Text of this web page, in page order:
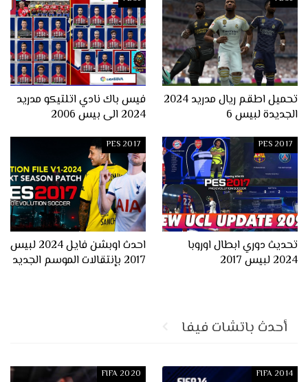
تحميل اطقم ريال مدريد 2024
الجديدة لبيس 6
فيس باك نادي اتلتيكو مدريد
2024 الى بيس 2006
PES 2017
تحديث دوري ابطال اوروبا
2024 لبيس 2017
PES 2017
احدث اوبشن فايل 2024 لبيس
2017 بإنتقالات الموسم الجديد
أحدث باتشات فيفا
FIFA 2014
FIFA 2020